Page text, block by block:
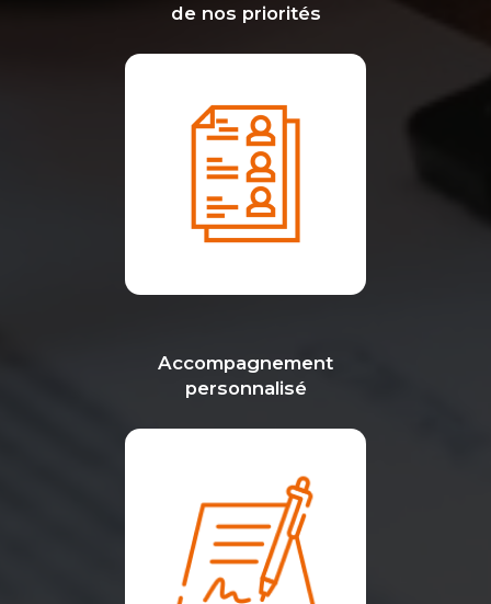
de nos priorités
Accompagnement
personnalisé